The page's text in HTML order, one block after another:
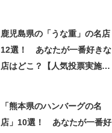
鹿児島県の「うな重」の名店
12選！ あなたが一番好きな
店はどこ？【人気投票実施
「熊本県のハンバーグの名
店」10選！ あなたが一番好